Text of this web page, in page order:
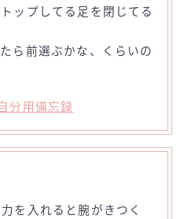
ップしてる足を閉じてる
ら前選ぶかな、くらいの
分用備忘録
を入れると腕がきつく